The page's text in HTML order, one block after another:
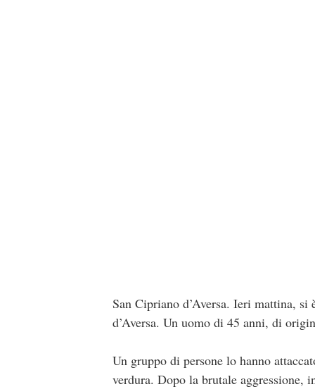
San Cipriano d’Aversa. Ieri mattina,
d’Aversa. Un uomo di 45 anni, di
Un gruppo di persone lo hanno
verdura. Dopo la brutale